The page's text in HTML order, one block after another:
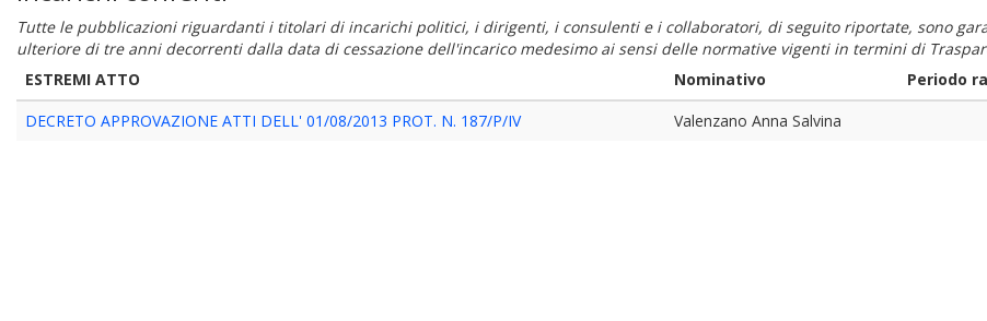
Tutte le pubblicazioni riguardanti i titolari di incarichi politici, i dirigenti, i consulenti e i collaboratori, di seguito riportate, sono
ulteriore di tre anni decorrenti dalla data di cessazione dell'incarico medesimo ai sensi delle normative vigenti in termini di
ESTREMI ATTO
Nominativo Periodo
DECRETO APPROVAZIONE ATTI DELL' 01/08/2013 PROT. N. 187/P/IV
Valenzano Anna Salvina